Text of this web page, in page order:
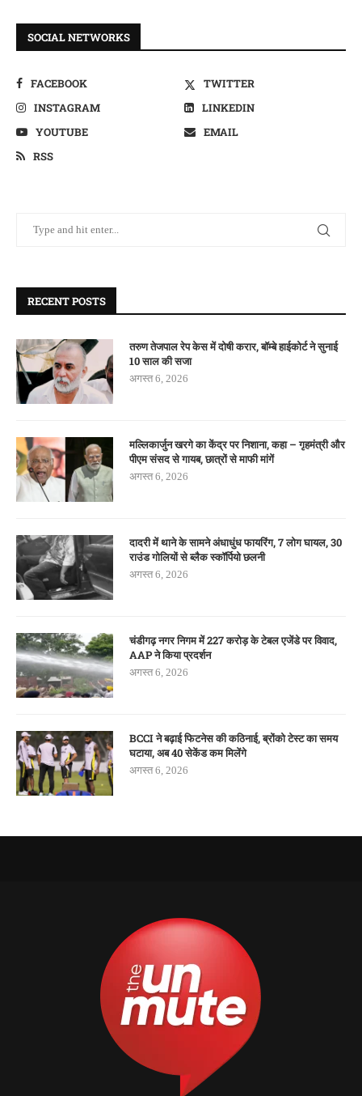
SOCIAL NETWORKS
FACEBOOK
TWITTER
INSTAGRAM
LINKEDIN
YOUTUBE
EMAIL
RSS
RECENT POSTS
तरुण तेजपाल रेप केस में दोषी करार, बॉम्बे हाईकोर्ट ने सुनाई
10 साल की सजा
अगस्त 6, 2026
मल्लिकार्जुन खरगे का केंद्र पर निशाना, कहा – गृहमंत्री और
पीएम संसद से गायब, छात्रों से माफी मांगें
अगस्त 6, 2026
दादरी में थाने के सामने अंधाधुंध फायरिंग, 7 लोग घायल, 30
राउंड गोलियों से ब्लैक स्कॉर्पियो छलनी
अगस्त 6, 2026
चंडीगढ़ नगर निगम में 227 करोड़ के टेबल एजेंडे पर विवाद,
AAP ने किया प्रदर्शन
अगस्त 6, 2026
BCCI ने बढ़ाई फिटनेस की कठिनाई, ब्रोंको टेस्ट का समय
घटाया, अब 40 सेकेंड कम मिलेंगे
अगस्त 6, 2026